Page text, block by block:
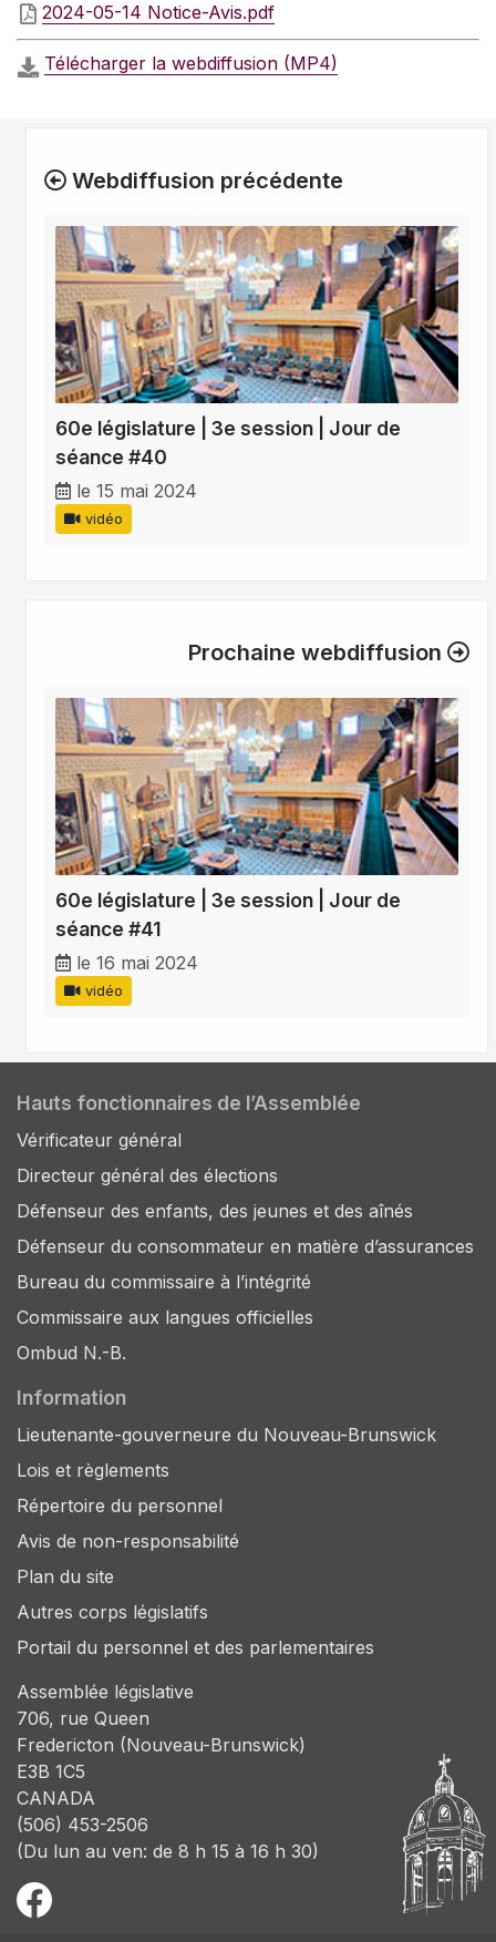
2024-05-14 Notice-Avis.pdf
Télécharger la webdiffusion (MP4)
Webdiffusion précédente
60e législature | 3e session | Jour de
séance #40
le 15 mai 2024
vidéo
Prochaine webdiffusion
60e législature | 3e session | Jour de
séance #41
le 16 mai 2024
vidéo
Hauts fonctionnaires de l’Assemblée
Vérificateur général
Directeur général des élections
Défenseur des enfants, des jeunes et des aînés
Défenseur du consommateur en matière d’assurances
Bureau du commissaire à l’intégrité
Commissaire aux langues officielles
Ombud N.-B.
Information
Lieutenante-gouverneure du Nouveau-Brunswick
Lois et règlements
Répertoire du personnel
Avis de non-responsabilité
Plan du site
Autres corps législatifs
Portail du personnel et des parlementaires
Assemblée législative
706, rue Queen
Fredericton (Nouveau-Brunswick)
E3B 1C5
CANADA
(506) 453-2506
(Du lun au ven: de 8 h 15 à 16 h 30)